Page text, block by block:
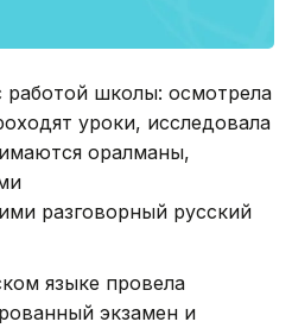
работой школы: осмотрела
уроки, исследовала
оралманы,
разговорный русский
языке провела
экзамен и